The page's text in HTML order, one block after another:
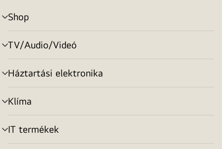
Shop
menu
toggle
TV/Audio/Videó
menu
toggle
Háztartási elektronika
menu
toggle
Klíma
menu
toggle
IT termékek
menu
toggle